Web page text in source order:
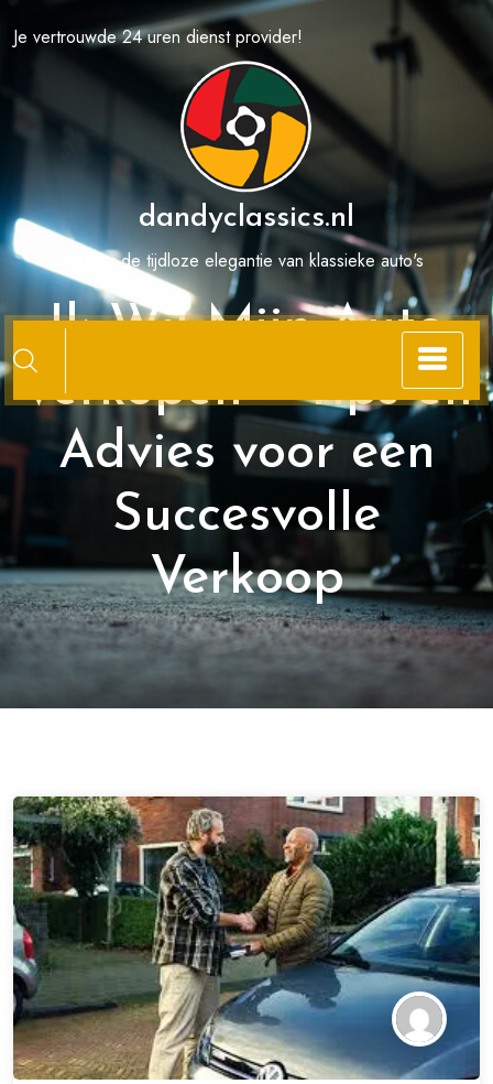
naar
inhoud
Je vertrouwde 24 uren dienst provider!
dandyclassics.nl
Ervaar de tijdloze elegantie van klassieke auto's
Ik Wil Mijn Auto
Verkopen – Tips en
Advies voor een
Succesvolle
Verkoop